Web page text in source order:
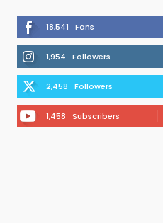
18,541 Fans
1,954 Followers
2,458 Followers
1,458 Subscribers